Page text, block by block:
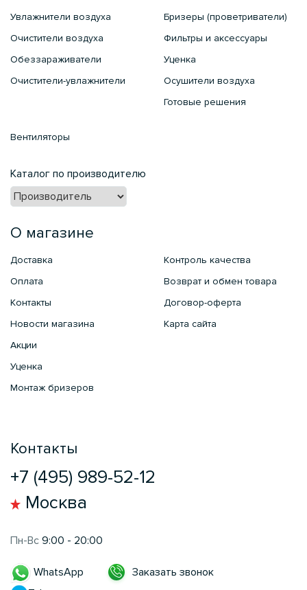
Увлажнители воздуха
Очистители воздуха
Обеззараживатели
Очистители-увлажнители
Бризеры (проветриватели)
Фильтры и аксессуары
Уценка
Осушители воздуха
Готовые решения
Вентиляторы
Каталог по производителю
О магазине
Доставка
Оплата
Контакты
Новости магазина
Акции
Уценка
Монтаж бризеров
Контроль качества
Возврат и обмен товара
Договор-оферта
Карта сайта
Контакты
+7 (495) 989-52-12
Москва
Пн-Вс 9:00 - 20:00
WhatsApp
Заказать звонок